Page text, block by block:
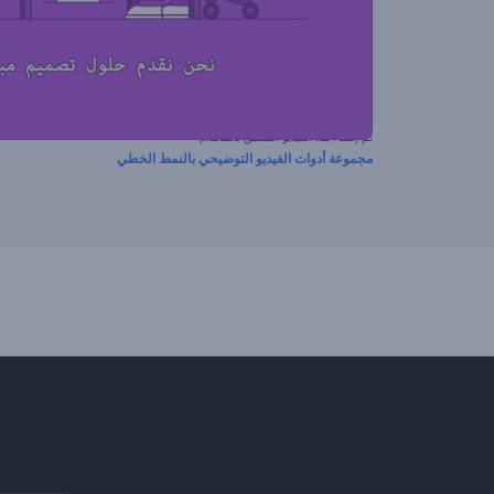
تم إنشاء هذا الفيديو المسبق باستخدام
مجموعة أدوات الفيديو التوضيحي بالنمط الخطي